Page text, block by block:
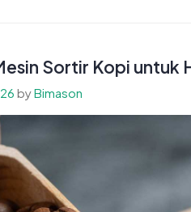
Sortir Kopi untuk
byBimason